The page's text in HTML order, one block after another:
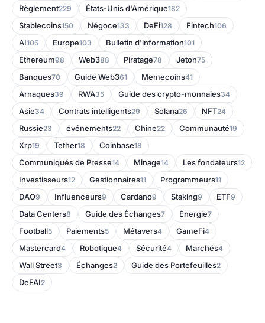
Règlement229 États-Unis d'Amérique182
Stablecoins150 Négoce133 DeFi128 Fintech106
AI105 Europe103 Bulletin d'information101
Ethereum98 Web388 Piratage78 Jeton75
Banques70 Guide Web361 Memecoins41
Arnaques39 RWA35 Guide des crypto-monnaies34
Asie34 Contrats intelligents29 Solana26 NFT24
Russie23 événements22 Chine22 Communauté19
Xrp19 Tether18 Coinbase18
Communiqués de Presse14 Minage14 Les fondateurs12
Investisseurs12 Gestionnaires11 Programmeurs11
DAO9 Influenceurs9 Cardano9 Staking9 ETF9
Data Centers8 Guide des Èchanges7 Énergie7
Football5 Paiements5 Métavers4 GameFi4
Mastercard4 Robotique4 Sécurité4 Marchés4
Wall Street3 Échanges2 Guide des Portefeuilles2
DeFAI2